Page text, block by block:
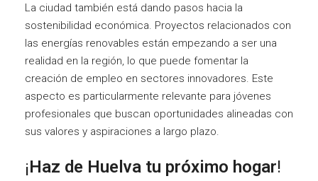
La ciudad también está dando pasos hacia la
sostenibilidad económica. Proyectos relacionados con
las energías renovables están empezando a ser una
realidad en la región, lo que puede fomentar la
creación de empleo en sectores innovadores. Este
aspecto es particularmente relevante para jóvenes
profesionales que buscan oportunidades alineadas con
sus valores y aspiraciones a largo plazo.
¡Haz de Huelva tu próximo hogar!